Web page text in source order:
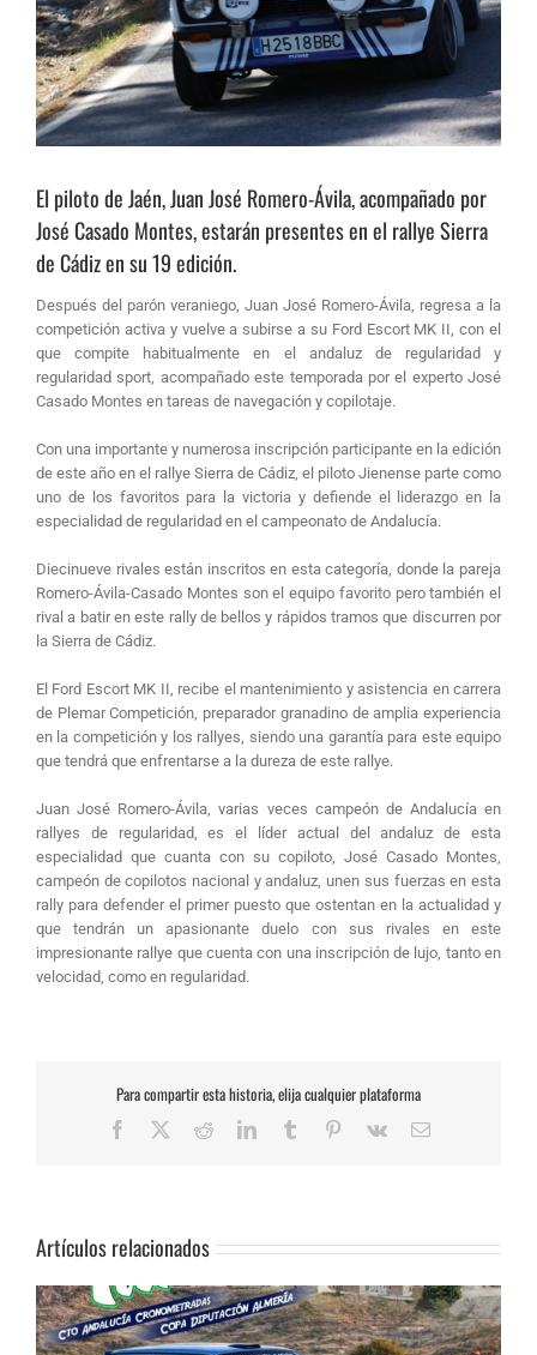
El piloto de Jaén, Juan José Romero-Ávila, acompañado por
José Casado Montes, estarán presentes en el rallye Sierra
de Cádiz en su 19 edición.
Después del parón veraniego, Juan José Romero-Ávila, regresa a la
competición activa y vuelve a subirse a su Ford Escort MK II, con el
que compite habitualmente en el andaluz de regularidad y
regularidad sport, acompañado este temporada por el experto José
Casado Montes en tareas de navegación y copilotaje.
Con una importante y numerosa inscripción participante en la edición
de este año en el rallye Sierra de Cádiz, el piloto Jienense parte como
uno de los favoritos para la victoria y defiende el liderazgo en la
especialidad de regularidad en el campeonato de Andalucía.
Diecinueve rivales están inscritos en esta categoría, donde la pareja
Romero-Ávila-Casado Montes son el equipo favorito pero también el
rival a batir en este rally de bellos y rápidos tramos que discurren por
la Sierra de Cádiz.
El Ford Escort MK II, recibe el mantenimiento y asistencia en carrera
de Plemar Competición, preparador granadino de amplia experiencia
en la competición y los rallyes, siendo una garantía para este equipo
que tendrá que enfrentarse a la dureza de este rallye.
Juan José Romero-Ávila, varias veces campeón de Andalucía en
rallyes de regularidad, es el líder actual del andaluz de esta
especialidad que cuanta con su copiloto, José Casado Montes,
campeón de copilotos nacional y andaluz, unen sus fuerzas en esta
rally para defender el primer puesto que ostentan en la actualidad y
que tendrán un apasionante duelo con sus rivales en este
impresionante rallye que cuenta con una inscripción de lujo, tanto en
velocidad, como en regularidad.
Para compartir esta historia, elija cualquier plataforma
Facebook RedditLinkedInTumblr Pinterest
Vk
Correo
Artículos relacionados